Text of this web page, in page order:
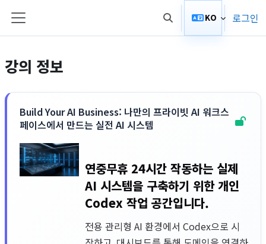
측면 패널 검색 입력 전환
KO 로그인
강의 정보
Build Your AI Business: 나만의 프라이빗 AI 워크스
페이스에서 만드는 실전 AI 시스템
연중무휴 24시간 작동하는 실제
AI 시스템을 구축하기 위한 개인
Codex 작업 공간입니다.
전용 관리형 AI 환경에서 Codex으로 시